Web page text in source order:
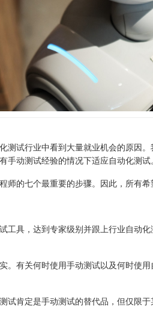
测试行业中看到大量就业机会的原因
手动测试经验的情况下适应自动化测试
师的七个最重要的步骤。因此，所有
工具，达到专家级别并跟上行业自动
。有关何时使用手动测试以及何时使
试肯定是手动测试的替代品，但仅限于